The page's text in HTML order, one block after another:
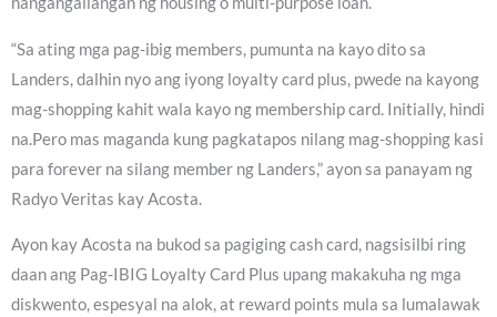
“Sa ating mga pag-ibig members, pumunta na kayo dito sa
Landers, dalhin nyo ang iyong loyalty card plus, pwede na kayong
mag-shopping kahit wala kayo ng membership card. Initially, hindi
na.Pero mas maganda kung pagkatapos nilang mag-shopping kasi
para forever na silang member ng Landers,” ayon sa panayam ng
Radyo Veritas kay Acosta.
Ayon kay Acosta na bukod sa pagiging cash card, nagsisilbi ring
daan ang Pag-IBIG Loyalty Card Plus upang makakuha ng mga
diskwento, espesyal na alok, at reward points mula sa lumalawak